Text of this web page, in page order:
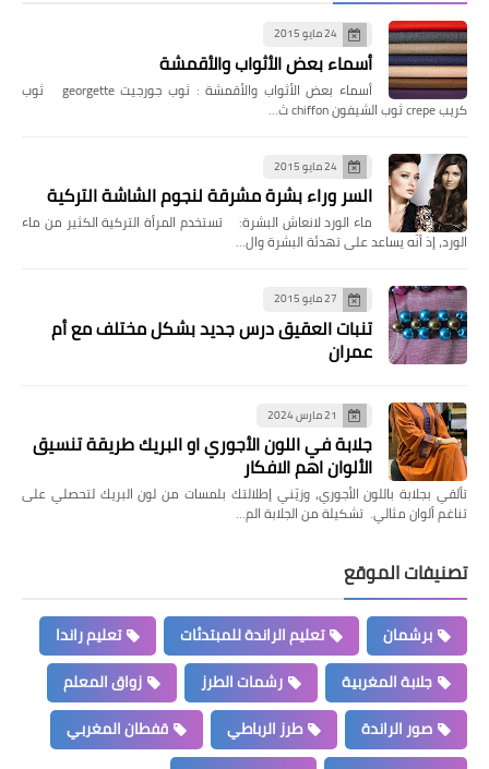
24 مايو 2015
أسماء بعض الأثواب والأقمشة
أسماء بعض الأثواب والأقمشة : ثوب جورجيت georgette ثوب
كريب crepe ثوب الشيفون chiffon ث…
24 مايو 2015
السر وراء بشرة مشرقة لنجوم الشاشة التركية
ماء الورد لانعاش البشرة: تستخدم المرأة التركية الكثير من ماء
الورد، إذ أنّه يساعد على تهدئة البشرة وال…
27 مايو 2015
تنبات العقيق درس جديد بشكل مختلف مع أم
عمران
21 مارس 2024
جلابة في اللون الأجوري او البريك طريقة تنسيق
الألوان اهم الافكار
تألقي بجلابة باللون الأجوري، وزيّني إطلالتك بلمسات من لون البريك لتحصلي على
تناغم ألوان مثالي. تشكيلة من الجلابة الم…
تصنيفات الموقع
برشمان تعليم الراندة للمبتدئات
تعليم راندا
جلابة المغربية
رشمات الطرز
زواق المعلم
صور الراندة
طرز الرباطي
قفطان المغربي